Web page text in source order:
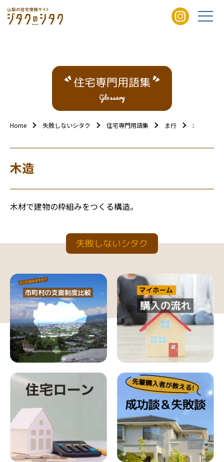
住宅専門用語集
Glossary
Home 失敗しないシタク 住宅専門用語集 ま行 木造
木造
木材で建物の枠組みをつくる構造。
失敗しないシタク